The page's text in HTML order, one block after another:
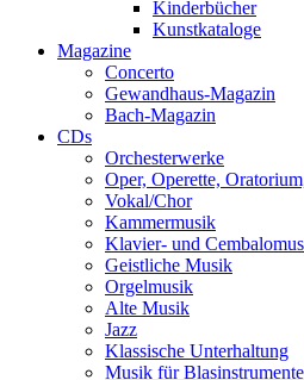
Kinderbücher
Kunstkataloge
Magazine
Concerto
Gewandhaus-Magazin
Bach-Magazin
CDs
Orchesterwerke
Oper, Operette,
Vokal/Chor
Kammermusik
Klavier- und
Geistliche Musik
Orgelmusik
Alte Musik
Jazz
Klassische Unterhaltung
Musik für Blasinstrumente